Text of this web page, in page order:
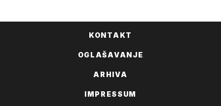
KONTAKT
OGLAŠAVANJE
ARHIVA
IMPRESSUM